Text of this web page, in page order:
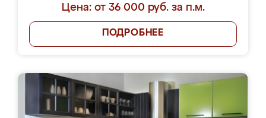
Цена: от 36 000 руб. за п.м.
ПОДРОБНЕЕ